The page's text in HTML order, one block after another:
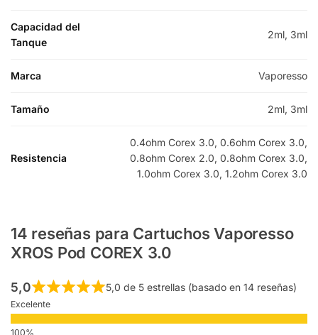
Capacidad del
Tanque
2ml, 3ml
Marca Vaporesso
Tamaño 2ml, 3ml
Resistencia
0.4ohm Corex 3.0, 0.6ohm Corex 3.0,
0.8ohm Corex 2.0, 0.8ohm Corex 3.0,
1.0ohm Corex 3.0, 1.2ohm Corex 3.0
14 reseñas para Cartuchos Vaporesso
XROS Pod COREX 3.0
5,0 5,0 de 5 estrellas (basado en 14 reseñas)
Excelente